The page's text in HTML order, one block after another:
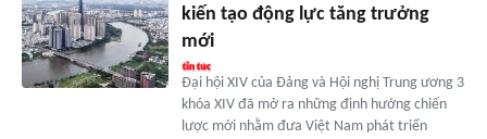
kiến tạo động lực tăng trưởng
mới
Đại hội XIV của Đảng và Hội nghị Trung ương 3
khóa XIV đã mở ra những định hướng chiến
lược mới nhằm đưa Việt Nam phát triển